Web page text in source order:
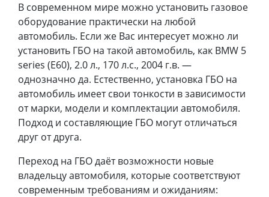
В современном мире можно установить газовое
оборудование практически на любой
автомобиль. Если же Вас интересует можно ли
установить ГБО на такой автомобиль, как BMW 5
series (E60), 2.0 л., 170 л.с., 2004 г.в. —
однозначно да. Естественно, установка ГБО на
автомобиль имеет свои тонкости в зависимости
от марки, модели и комплектации автомобиля.
Подход и составляющие ГБО могут отличаться
друг от друга.
Переход на ГБО даёт возможности новые
владельцу автомобиля, которые соответствуют
современным требованиям и ожиданиям: